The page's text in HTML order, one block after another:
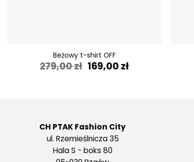
Beżowy t-shirt OFF
279,00zł Pierwotna
cena
169,00 złAktualna
CH PTAK Fashion City
ul. Rzemieślnicza 35
Hala S - boks 80